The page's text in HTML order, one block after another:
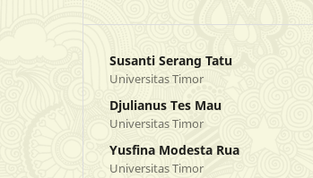
Susanti Serang Tatu
Universitas Timor
Djulianus Tes Mau
Universitas Timor
Yusfina Modesta Rua
Universitas Timor